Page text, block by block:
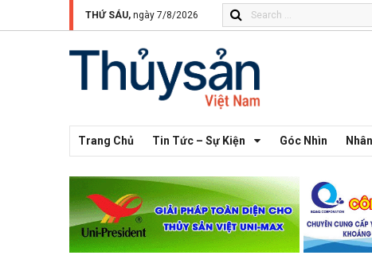
THỨ SÁU, ngày 7/8/2026
Trang Chủ Tin Tức – Sự Kiện Góc Nhìn